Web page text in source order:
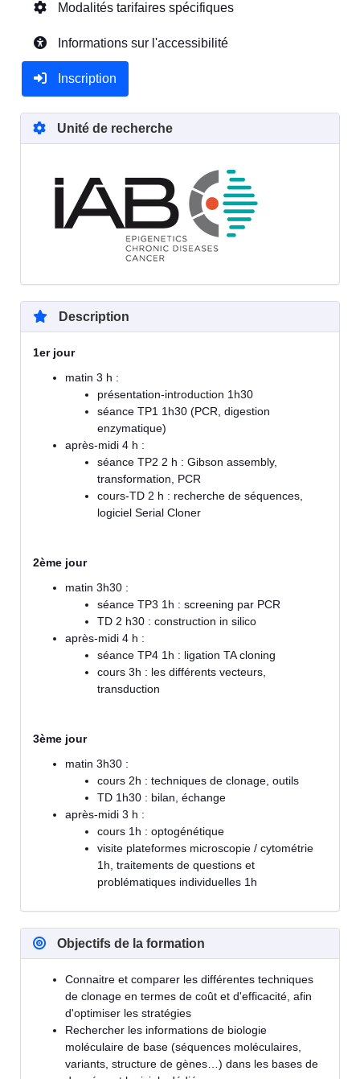
Modalités tarifaires spécifiques
Informations sur l'accessibilité
Inscription
Unité de recherche
Description
1er jour
matin 3 h :
présentation-introduction 1h30
séance TP1 1h30 (PCR, digestion
enzymatique)
après-midi 4 h :
séance TP2 2 h : Gibson assembly,
transformation, PCR
cours-TD 2 h : recherche de séquences,
logiciel Serial Cloner
2ème jour
matin 3h30 :
séance TP3 1h : screening par PCR
TD 2 h30 : construction in silico
après-midi 4 h :
séance TP4 1h : ligation TA cloning
cours 3h : les différents vecteurs,
transduction
3ème jour
matin 3h30 :
cours 2h : techniques de clonage, outils
TD 1h30 : bilan, échange
après-midi 3 h :
cours 1h : optogénétique
visite plateformes microscopie / cytométrie
1h, traitements de questions et
problématiques individuelles 1h
Objectifs de la formation
Connaitre et comparer les différentes techniques
de clonage en termes de coût et d'efficacité, afin
d'optimiser les stratégies
Rechercher les informations de biologie
moléculaire de base (séquences moléculaires,
variants, structure de gènes…) dans les bases de